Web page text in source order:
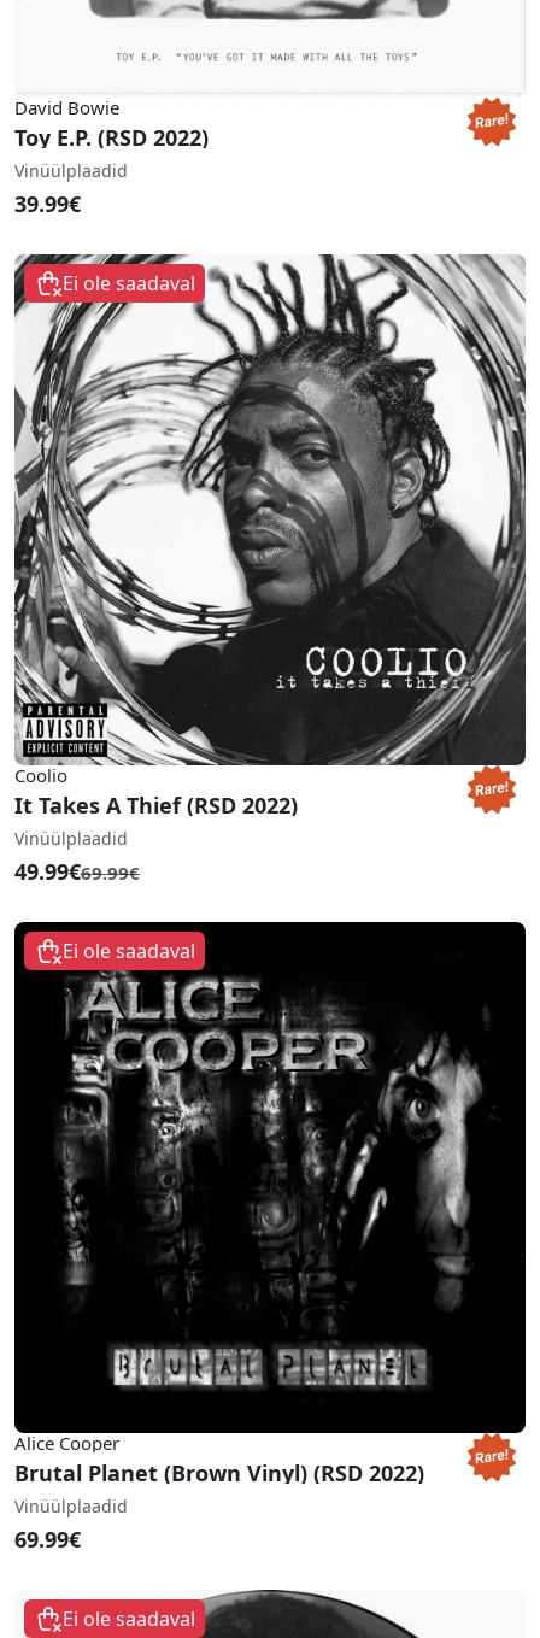
David Bowie
Toy E.P. (RSD 2022)
Vinüülplaadid
39.99€
Ei ole saadaval
Coolio
It Takes A Thief (RSD 2022)
Vinüülplaadid
49.99€69.99€
Ei ole saadaval
Alice Cooper
Brutal Planet (Brown Vinyl) (RSD 2022)
Vinüülplaadid
69.99€
Ei ole saadaval